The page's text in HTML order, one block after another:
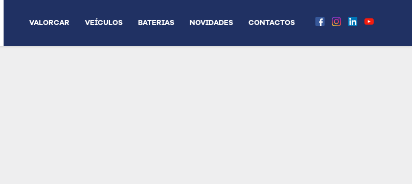
VALORCAR VEÍCULOS BATERIAS NOVIDADES CONTACTOS